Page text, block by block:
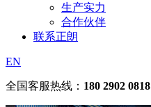
生产实力
合作伙伴
联系正朗
EN
全国客服热线： 180 2902 0818